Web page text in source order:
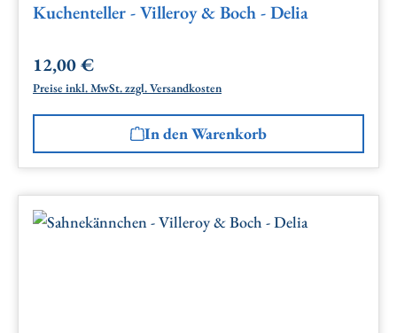
Kuchenteller - Villeroy & Boch - Delia
Regulärer Preis:
12,00 €
Preise inkl. MwSt. zzgl. Versandkosten
In den Warenkorb